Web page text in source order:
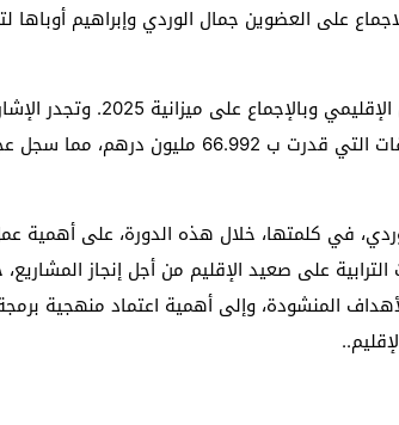
على العضوين جمال الوردي وإبراهيم أوباها
أما بخصوص النقطة الثانية، فقد صادق المجلس
في كلمتها، خلال هذه الدورة، على أهمية
على صعيد الإقليم من أجل إنجاز
المنشودة، وإلى أهمية اعتماد منهجية برمجة